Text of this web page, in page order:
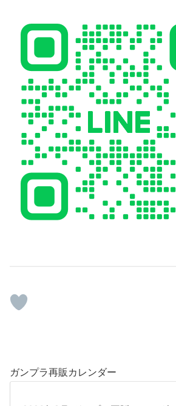
ガンプラ再販カレンダー